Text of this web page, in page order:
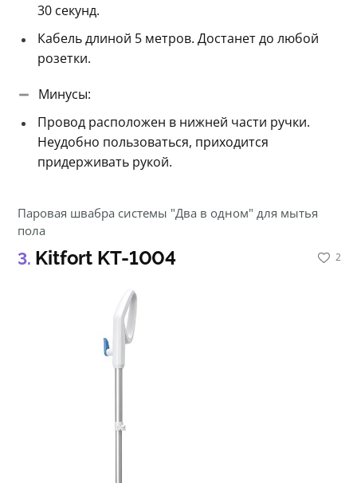
30 секунд.
Кабель длиной 5 метров. Достанет до любой
розетки.
Минусы:
Провод расположен в нижней части ручки.
Неудобно пользоваться, приходится
придерживать рукой.
2
Паровая швабра системы "Два в одном" для мытья
пола
Kitfort KT-1004